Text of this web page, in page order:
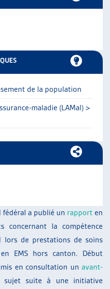
fédéral a publié un rapport en
concernant la compétence
lors de prestations de soins
EMS hors canton. Début
mis en consultation un avant-
sujet suite à une initiative
de la population
maladie (LAMal) >